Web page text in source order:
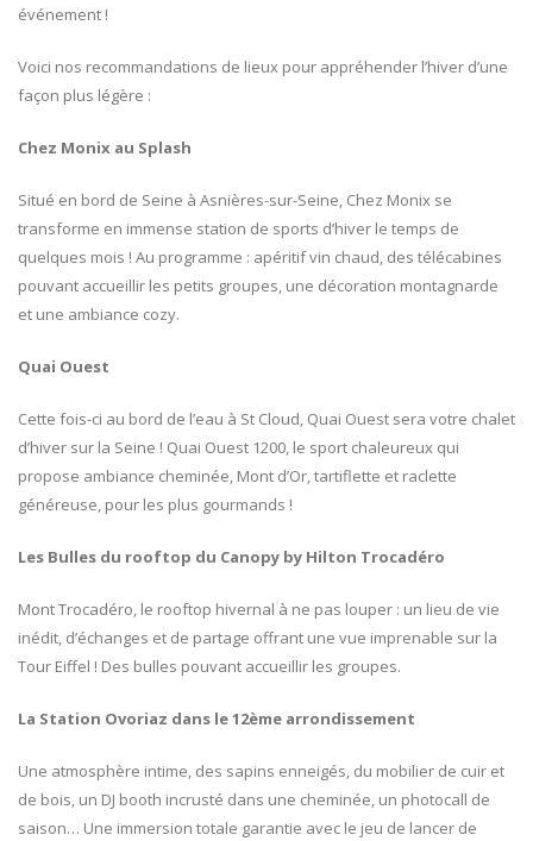
événement !
Voici nos recommandations de lieux pour appréhender l’hiver d’une
façon plus légère :
Chez Monix au Splash
Situé en bord de Seine à Asnières-sur-Seine, Chez Monix se
transforme en immense station de sports d’hiver le temps de
quelques mois ! Au programme : apéritif vin chaud, des télécabines
pouvant accueillir les petits groupes, une décoration montagnarde
et une ambiance cozy.
Quai Ouest
Cette fois-ci au bord de l’eau à St Cloud, Quai Ouest sera votre chalet
d’hiver sur la Seine ! Quai Ouest 1200, le sport chaleureux qui
propose ambiance cheminée, Mont d’Or, tartiflette et raclette
généreuse, pour les plus gourmands !
Les Bulles du rooftop du Canopy by Hilton Trocadéro
Mont Trocadéro, le rooftop hivernal à ne pas louper : un lieu de vie
inédit, d’échanges et de partage offrant une vue imprenable sur la
Tour Eiffel ! Des bulles pouvant accueillir les groupes.
La Station Ovoriaz dans le 12ème arrondissement
Une atmosphère intime, des sapins enneigés, du mobilier de cuir et
de bois, un DJ booth incrusté dans une cheminée, un photocall de
saison… Une immersion totale garantie avec le jeu de lancer de
Escapade suédoise aux
19 octobre 2025
des vignes
Couleur émeraude au
large d’Ouessant
lunaire pour 30 challengers !
Repérage – Incentive en
Slovénie, nature et inspiration !
17 décembre 2024
13 octobre 2024
Opération
la Seine
1 août 2024